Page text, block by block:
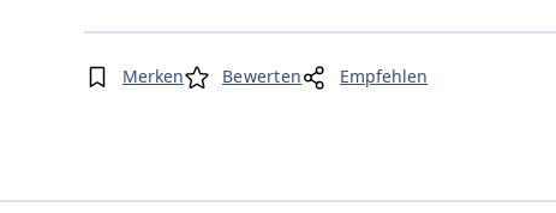
Merken Bewerten Empfehlen